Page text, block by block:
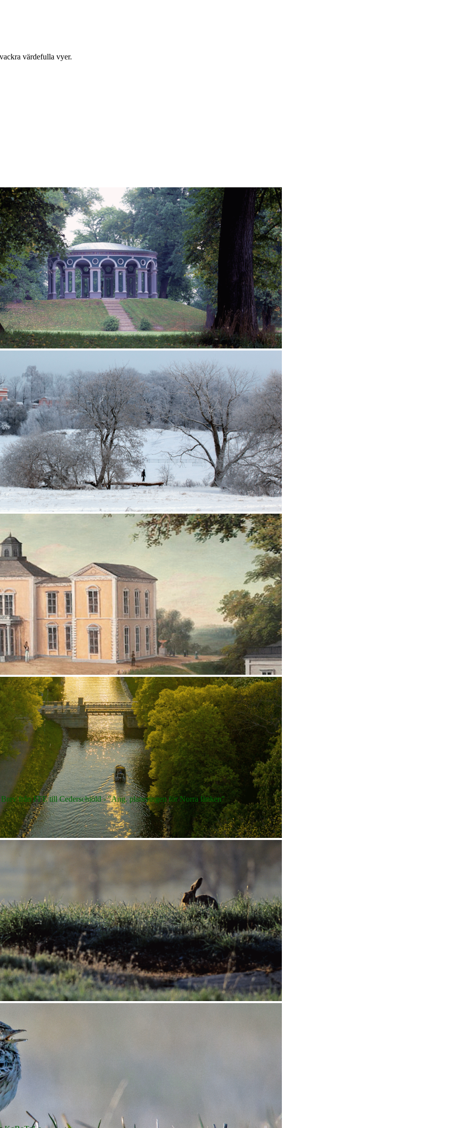
värdefulla vyer.
Brev från FFE till Cederschiöld - "Ang. planeringen för Norra länken"